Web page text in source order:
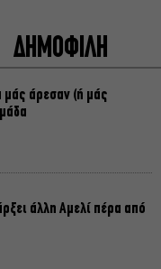
ΔΗΜΟΦΙΛΗ
μάς άρεσαν (ή μάς
άλλη Αμελί πέρα από